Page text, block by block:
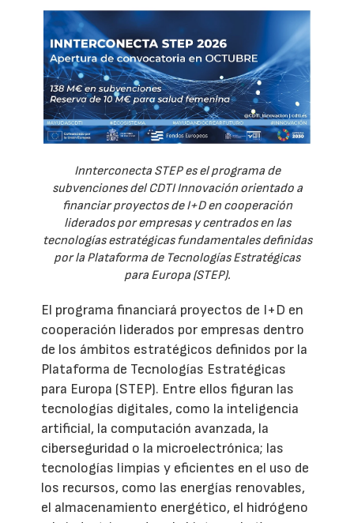
Innterconecta STEP es el programa de
subvenciones del CDTI Innovación orientado a
financiar proyectos de I+D en cooperación
liderados por empresas y centrados en las
tecnologías estratégicas fundamentales definidas
por la Plataforma de Tecnologías Estratégicas
para Europa (STEP).
El programa financiará proyectos de I+D en
cooperación liderados por empresas dentro
de los ámbitos estratégicos definidos por la
Plataforma de Tecnologías Estratégicas
para Europa (STEP). Entre ellos figuran las
tecnologías digitales, como la inteligencia
artificial, la computación avanzada, la
ciberseguridad o la microelectrónica; las
tecnologías limpias y eficientes en el uso de
los recursos, como las energías renovables,
el almacenamiento energético, el hidrógeno